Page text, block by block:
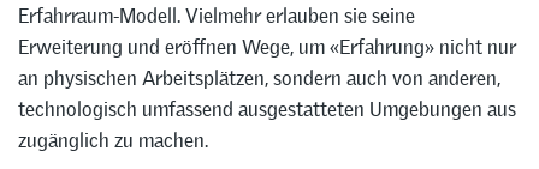
Erfahrraum-Modell. Vielmehr erlauben sie seine
Erweiterung und eröffnen Wege, um «Erfahrung» nicht nur
an physischen Arbeitsplätzen, sondern auch von anderen,
technologisch umfassend ausgestatteten Umgebungen aus
zugänglich zu machen.